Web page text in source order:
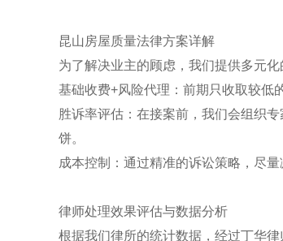
昆山房屋质量法律方案详解
为了解决业主的顾虑，我们提供多元化
基础收费+风险代理：前期只收取较低
胜诉率评估：在接案前，我们会组织
饼。
成本控制：通过精准的诉讼策略，尽
律师处理效果评估与数据分析
根据我们律所的统计数据，经过丁华